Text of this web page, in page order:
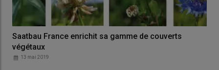
Saatbau France enrichit sa gamme de couverts
végétaux
13 mai 2019